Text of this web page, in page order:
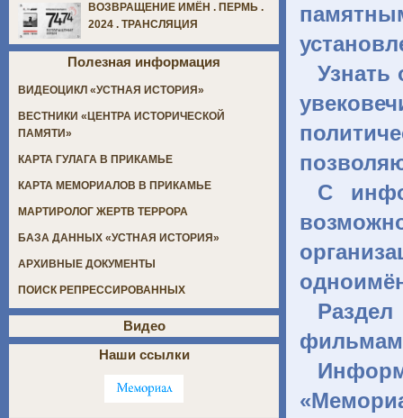
Узнать
С
Раздел
ВОЗВРАЩЕНИЕ ИМЁН . ПЕРМЬ .
2024 . ТРАНСЛЯЦИЯ
Полезная информация
ВИДЕОЦИКЛ «УСТНАЯ ИСТОРИЯ»
ВЕСТНИКИ «ЦЕНТРА ИСТОРИЧЕСКОЙ
ПАМЯТИ»
КАРТА ГУЛАГА В ПРИКАМЬЕ
КАРТА МЕМОРИАЛОВ В ПРИКАМЬЕ
МАРТИРОЛОГ ЖЕРТВ ТЕРРОРА
БАЗА ДАННЫХ «УСТНАЯ ИСТОРИЯ»
АРХИВНЫЕ ДОКУМЕНТЫ
ПОИСК РЕПРЕССИРОВАННЫХ
Видео
Наши ссылки